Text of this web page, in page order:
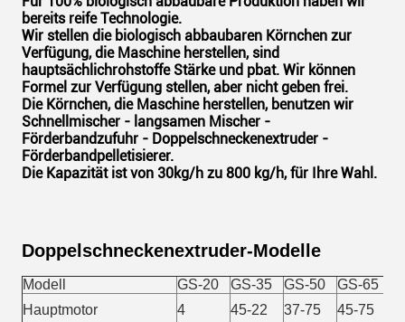
bereits reife Technologie.
Wir stellen die biologisch abbaubaren Körnchen zur
Verfügung, die Maschine herstellen, sind
hauptsächlichrohstoffe Stärke und pbat. Wir können
Formel zur Verfügung stellen, aber nicht geben frei.
Die Körnchen, die Maschine herstellen, benutzen wir
Schnellmischer - langsamen Mischer -
Förderbandzufuhr - Doppelschneckenextruder -
Förderbandpelletisierer.
Die Kapazität ist von 30kg/h zu 800 kg/h, für Ihre Wahl.
Doppelschneckenextruder-Modelle
Modell GS-20 GS-35 GS-50 GS-65
Hauptmotor
4 45-22 37-75 45-75